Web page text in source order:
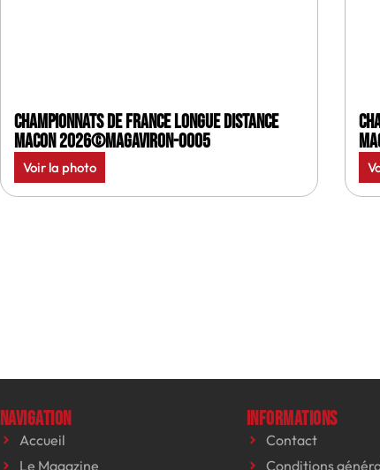
Championnats de France longue distance
Macon 2026©MagAviron-0005
Voir la photo
Navigation
Accueil
Le Magazine
Informations
Contact
Conditions